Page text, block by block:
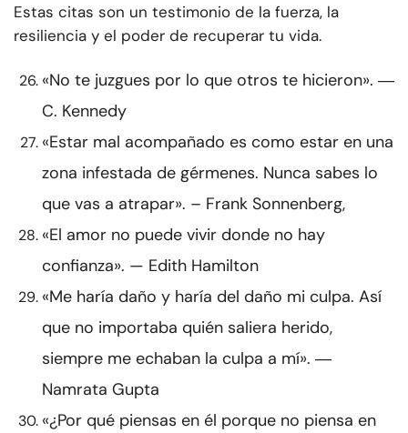
Estas citas son un testimonio de la fuerza, la
resiliencia y el poder de recuperar tu vida.
«No te juzgues por lo que otros te hicieron». ―
C. Kennedy
«Estar mal acompañado es como estar en una
zona infestada de gérmenes. Nunca sabes lo
que vas a atrapar». – Frank Sonnenberg,
«El amor no puede vivir donde no hay
confianza». — Edith Hamilton
«Me haría daño y haría del daño mi culpa. Así
que no importaba quién saliera herido,
siempre me echaban la culpa a mí». ―
Namrata Gupta
«¿Por qué piensas en él porque no piensa en